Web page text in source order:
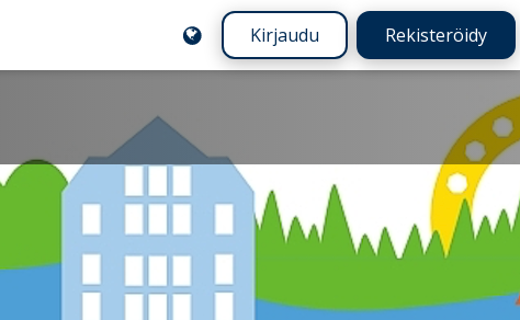
Kirjaudu Rekisteröidy